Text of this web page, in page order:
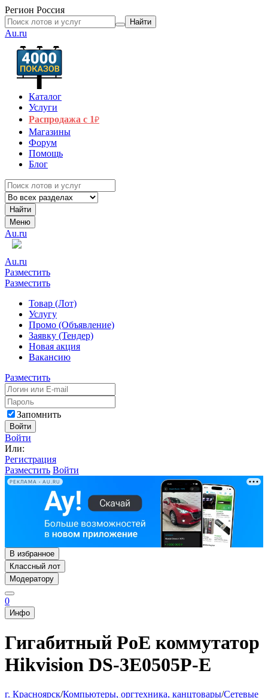
Регион Россия
Найти
Au.ru
Каталог
Услуги
Распродажа с 1₽
Магазины
Форум
Помощь
Блог
Найти
Меню
Au.ru
Au.ru
Разместить
Разместить
Товар (Лот)
Услугу
Промо (Объявление)
Заявку (Тендер)
Новая акция
Вакансию
Разместить
Запомнить
Войти
Войти
Или:
Регистрация
Разместить Войти
РЕКЛАМА • AU.RU
В избранное
Классный лот
Модератору
0
Инфо
Гигабитный PoE коммутатор
Hikvision DS-3E0505P-E
г. Красноярск/Компьютеры, оргтехника, канцтовары/Сетевые